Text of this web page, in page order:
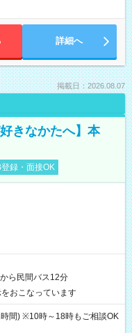
詳細へ
掲載日：2026.08.07
きなかたへ】本
録・面接OK
ら民間バス12分
おこなっています
間) ※10時～18時もご相談OK